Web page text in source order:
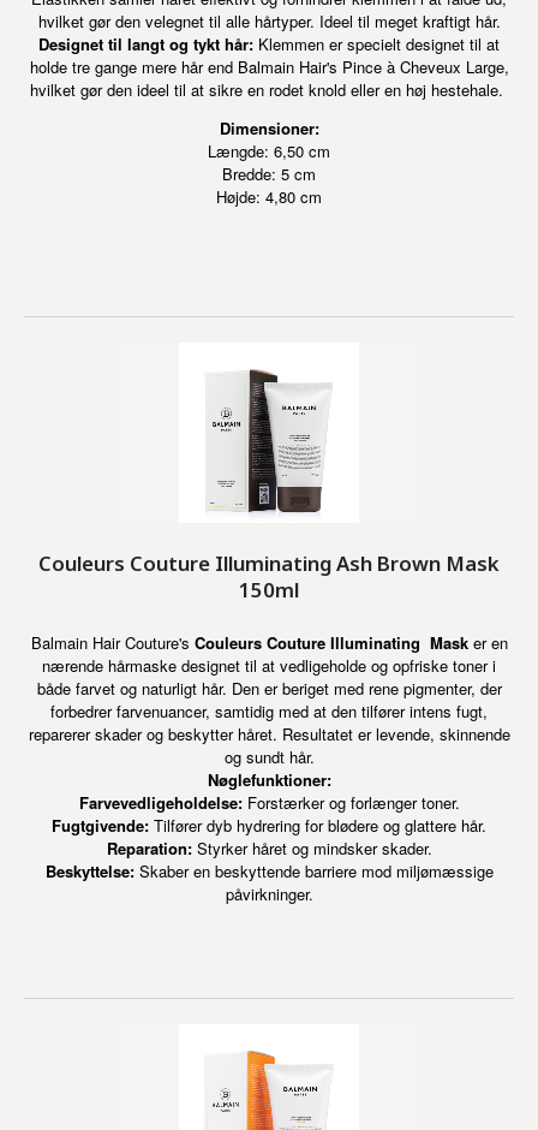
hvilket gør den velegnet til alle hårtyper. Ideel til meget kraftigt hår.
Designet til langt og tykt hår: Klemmen er specielt designet til at
holde tre gange mere hår end Balmain Hair's Pince à Cheveux Large,
hvilket gør den ideel til at sikre en rodet knold eller en høj hestehale.
Dimensioner:
Længde: 6,50 cm
Bredde: 5 cm
Højde: 4,80 cm
Couleurs Couture Illuminating Ash Brown Mask
150ml
Balmain Hair Couture's Couleurs Couture Illuminating Masker en
nærende hårmaske designet til at vedligeholde og opfriske toner i
både farvet og naturligt hår. Den er beriget med rene pigmenter, der
forbedrer farvenuancer, samtidig med at den tilfører intens fugt,
reparerer skader og beskytter håret. Resultatet er levende, skinnende
og sundt hår.
Nøglefunktioner:
Farvevedligeholdelse:Forstærker og forlænger toner.
Fugtgivende: Tilfører dyb hydrering for blødere og glattere hår.
Reparation:Styrker håret og mindsker skader.
Beskyttelse:Skaber en beskyttende barriere mod miljømæssige
påvirkninger.